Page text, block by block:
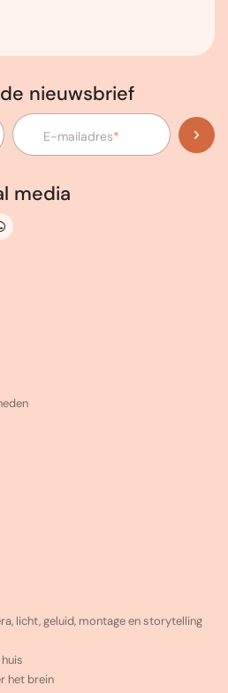
nieuwsbrief
E-mailadres*
media
licht, geluid, montage en storytelling
het brein